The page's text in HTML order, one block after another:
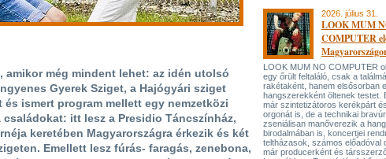
amikor még mindent lehet: az idén utolsó
Gyerek Sziget, a Hajógyári sziget
ismert program mellett egy nemzetközi
itt lesz a Presidio Táncszínház,
keretében Magyarországra érkezik és két
Emellett lesz fúrás- faragás, zenebona,
2026. július 31.
LOOK MUM
COMPUTER
LOOK MUM NO COMPUTER
egy őrült feltaláló, csak a
rakétaként, hanem elsősorban
hangszerekként öltenek testet.
már szintetizátoros kerékpárt
orgonát is, de a technikai
zseniálisan manőverezik a
birodalmában is, koncertjei
teltházasok, számos előadóval
már producerként és